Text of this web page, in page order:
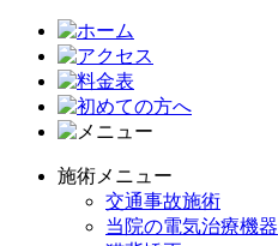
施術メニュー
交通事故施術
当院の電気治療機器